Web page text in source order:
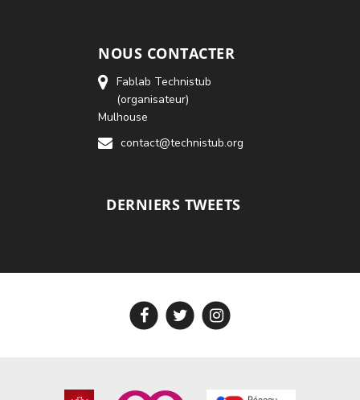
NOUS CONTACTER
Fablab Technistub
(organisateur)
Mulhouse
contact@technistub.org
DERNIERS TWEETS